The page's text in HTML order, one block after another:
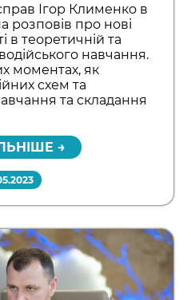
Ігор Клименко в
розповів про нові
в теоретичній та
навчання.
моментах, як
схем та
та складання
→